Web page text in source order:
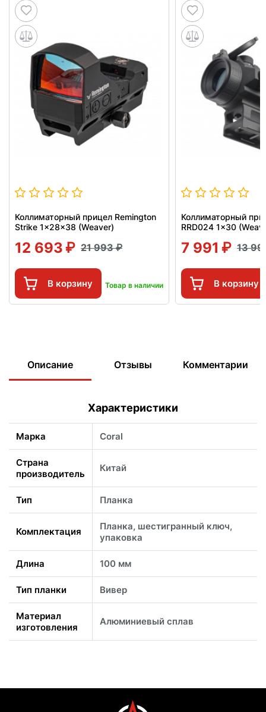
Коллиматорный прицел Remington
Strike 1x28x38 (Weaver)
12 693 21 993
В корзину Товар в наличии
Коллиматорный
RRD024 1x30
7 991 13
В корзину
Описание Отзывы Комментарии
Характеристики
Марка Coral
Страна
производитель
Китай
Тип Планка
Комплектация
Планка, шестигранный ключ,
упаковка
Длина 100 мм
Тип планки Вивер
Материал
изготовления
Алюминиевый сплав